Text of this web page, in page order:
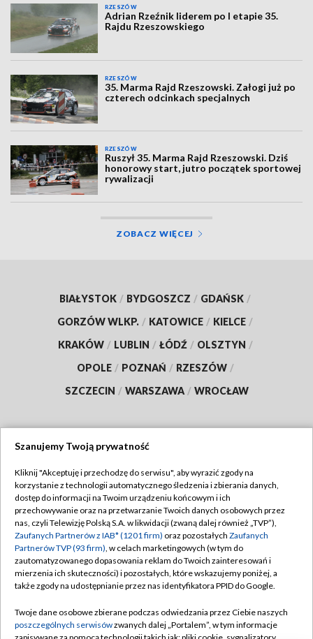
RZESZÓW
Adrian Rzeźnik liderem po I etapie 35.
Rajdu Rzeszowskiego
RZESZÓW
35. Marma Rajd Rzeszowski. Załogi już po
czterech odcinkach specjalnych
RZESZÓW
Ruszył 35. Marma Rajd Rzeszowski. Dziś
honorowy start, jutro początek sportowej
rywalizacji
ZOBACZ WIĘCEJ
BIAŁYSTOK / BYDGOSZCZ / GDAŃSK /
GORZÓW WLKP. / KATOWICE / KIELCE /
KRAKÓW / LUBLIN / ŁÓDŹ / OLSZTYN /
OPOLE / POZNAŃ / RZESZÓW /
SZCZECIN / WARSZAWA / WROCŁAW
TVP
Abonament TVP
Emisja w TVP
Centrum informacji TVP
Naziemna Telewizja Cyfrowa
Rada Programowa
Regulamin TVP
Polityka prywatności
Moje zgody
Pomoc
Kontakt
Szanujemy Twoją prywatność
Kliknij "Akceptuję i przechodzę do serwisu", aby wyrazić zgody na
korzystanie z technologii automatycznego śledzenia i zbierania danych,
dostęp do informacji na Twoim urządzeniu końcowym i ich
przechowywanie oraz na przetwarzanie Twoich danych osobowych przez
nas, czyli Telewizję Polską S.A. w likwidacji (zwaną dalej również „TVP”),
Zaufanych Partnerów z IAB* (1201 firm) oraz pozostałych Zaufanych
Partnerów TVP (93 firm), w celach marketingowych (w tym do
zautomatyzowanego dopasowania reklam do Twoich zainteresowań i
mierzenia ich skuteczności) i pozostałych, które wskazujemy poniżej, a
także zgody na udostępnianie przez nas identyfikatora PPID do Google.
Twoje dane osobowe zbierane podczas odwiedzania przez Ciebie naszych
poszczególnych serwisówzwanych dalej „Portalem”, w tym informacje